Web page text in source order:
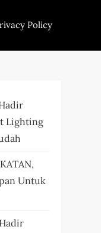
Policy
Lighting
Untuk